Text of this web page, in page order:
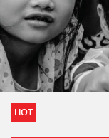
HOT